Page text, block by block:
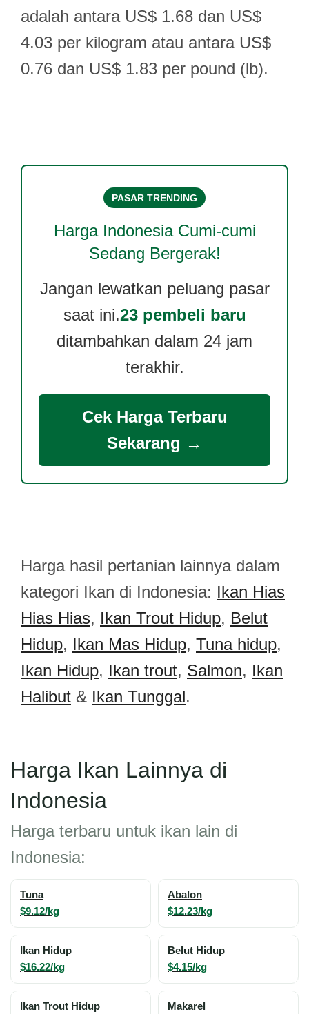
adalah antara US$ 1.68 dan US$
4.03 per kilogram atau antara US$
0.76 dan US$ 1.83 per pound (lb).
PASAR TRENDING
Harga Indonesia Cumi-cumi
Sedang Bergerak!
Jangan lewatkan peluang pasar
saat ini.23 pembeli baru
ditambahkan dalam 24 jam
terakhir.
Cek Harga Terbaru
Sekarang →
Harga hasil pertanian lainnya dalam
kategori Ikan di Indonesia: Ikan Hias
Hias Hias, Ikan Trout Hidup, Belut
Hidup, Ikan Mas Hidup, Tuna hidup,
Ikan Hidup, Ikan trout, Salmon, Ikan
Halibut & Ikan Tunggal.
Harga Ikan Lainnya di
Indonesia
Harga terbaru untuk ikan lain di
Indonesia:
Tuna
$9.12/kg
Abalon
$12.23/kg
Ikan Hidup
$16.22/kg
Belut Hidup
$4.15/kg
Ikan Trout Hidup Makarel